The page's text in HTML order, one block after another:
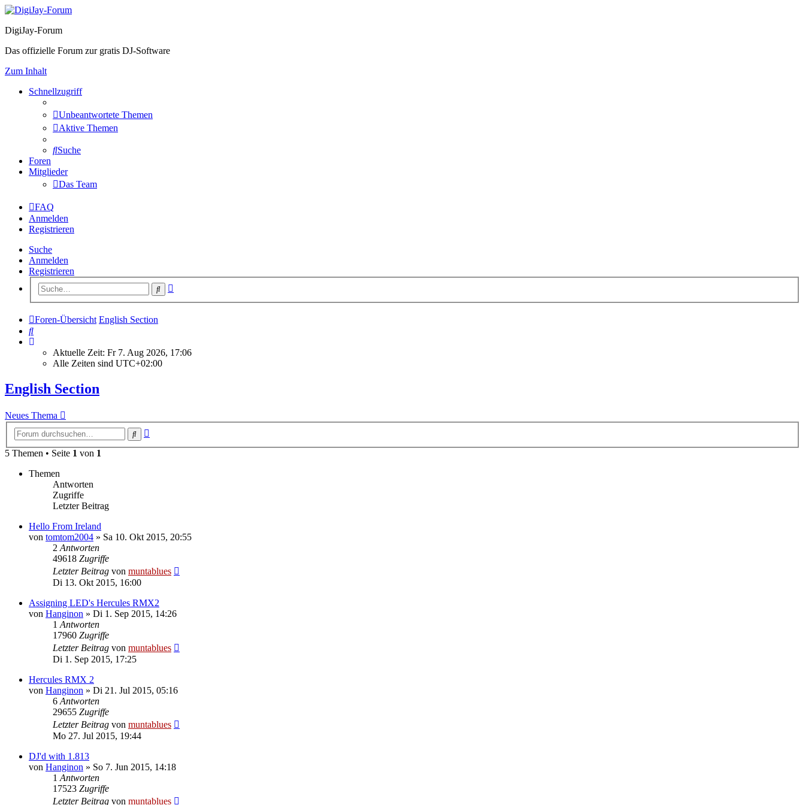
DigiJay-Forum
Das offizielle Forum zur gratis DJ-Software
Zum Inhalt
Schnellzugriff
Unbeantwortete Themen
Aktive Themen
Suche
Foren
Mitglieder
Das Team
FAQ
Anmelden
Registrieren
Suche
Anmelden
Registrieren
Suche
Foren-Übersicht English Section
Suche
Aktuelle Zeit: Fr 7. Aug 2026, 17:06
Alle Zeiten sind UTC+02:00
English Section
Neues Thema
Suche
5 Themen • Seite 1 von 1
Themen
Antworten
Zugriffe
Letzter Beitrag
Hello From Ireland
von tomtom2004 » Sa 10. Okt 2015, 20:55
2 Antworten
49618 Zugriffe
Letzter Beitrag von muntablues
Di 13. Okt 2015, 16:00
Assigning LED's Hercules RMX2
von Hanginon » Di 1. Sep 2015, 14:26
1 Antworten
17960 Zugriffe
Letzter Beitrag von muntablues
Di 1. Sep 2015, 17:25
Hercules RMX 2
von Hanginon » Di 21. Jul 2015, 05:16
6 Antworten
29655 Zugriffe
Letzter Beitrag von muntablues
Mo 27. Jul 2015, 19:44
DJ'd with 1.813
von Hanginon » So 7. Jun 2015, 14:18
1 Antworten
17523 Zugriffe
Letzter Beitrag von muntablues